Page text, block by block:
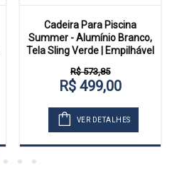
Cadeira Para Piscina
Summer - Alumínio Branco,
Tela Sling Verde | Empilhável
R$ 573,85
R$ 499,00
VER DETALHES